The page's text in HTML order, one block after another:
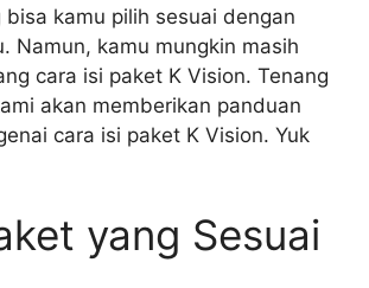
bisa kamu pilih sesuai dengan
Namun, kamu mungkin masih
cara isi paket K Vision. Tenang
akan memberikan panduan
cara isi paket K Vision. Yuk
yang Sesuai